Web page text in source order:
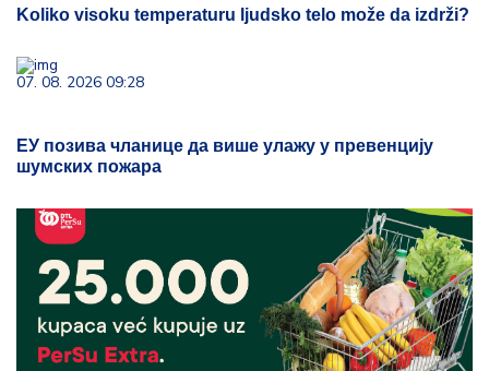
Koliko visoku temperaturu ljudsko telo može da izdrži?
07. 08. 2026 09:28
ЕУ позива чланице да више улажу у превенцију
шумских пожара